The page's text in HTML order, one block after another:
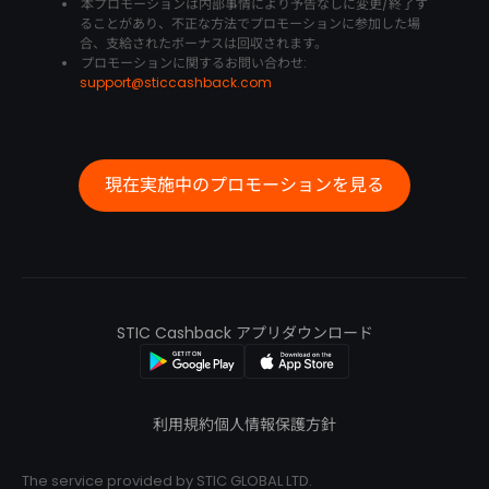
ることがあり、不正な方法でプロモーションに参加した場
合、支給されたボーナスは回収されます。
プロモーションに関するお問い合わせ:
support@sticcashback.com
現在実施中のプロモーションを見る
利用規約個人情報保護方針
STIC Cashback アプリダウンロード
The service provided by STIC GLOBAL LTD.